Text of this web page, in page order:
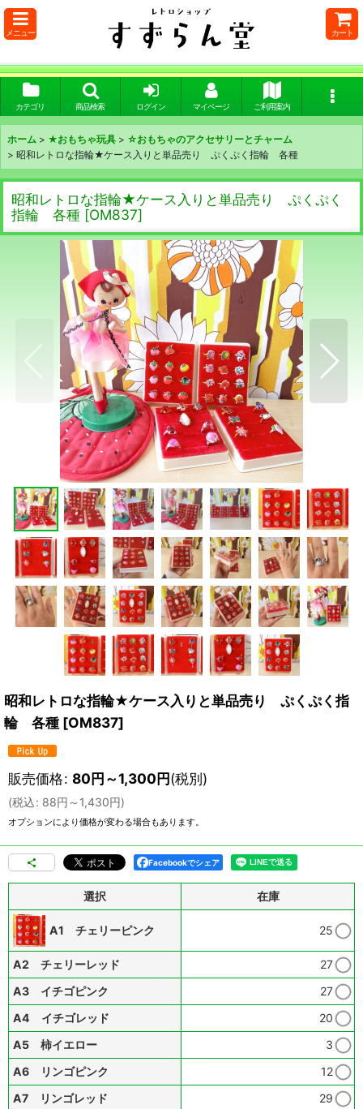
メニュー カート
カテゴリ 商品検索 ログイン マイページ ご利用案内
ホーム > ★おもちゃ玩具 > ☆おもちゃのアクセサリーとチャーム
> 昭和レトロな指輪★ケース入りと単品売り ぷくぷく指輪 各種
昭和レトロな指輪★ケース入りと単品売り ぷくぷく
指輪 各種 [OM837]
昭和レトロな指輪★ケース入りと単品売り ぷくぷく指
輪 各種 [OM837]
販売価格: 80円～1,300円(税別)
(税込: 88円 ～1,430円)
オプションにより価格が変わる場合もあります。
Facebookでシェア
選択 在庫
A1 チェリーピンク 25
A2 チェリーレッド
27
A3 イチゴピンク
27
A4 イチゴレッド
20
A5 柿イエロー
3
A6 リンゴピンク
12
A7 リンゴレッド
29